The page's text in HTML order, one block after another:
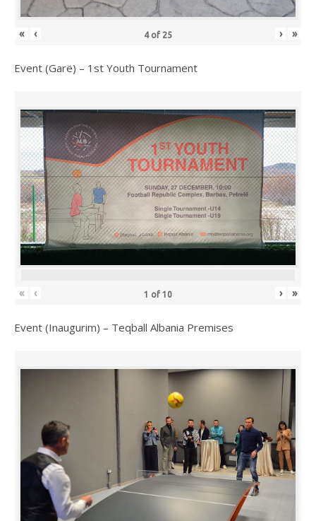
« ‹ 4of 25 › »
Event (Garë) – 1st Youth Tournament
« ‹ 1 of 10 › »
Event (Inaugurim) – Teqball Albania Premises